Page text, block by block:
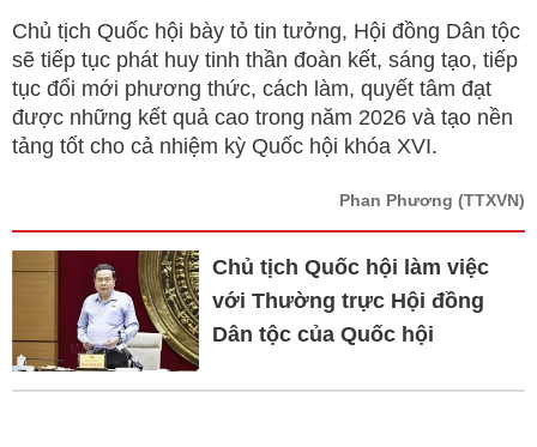
Chủ tịch Quốc hội bày tỏ tin tưởng, Hội đồng Dân tộc
sẽ tiếp tục phát huy tinh thần đoàn kết, sáng tạo, tiếp
tục đổi mới phương thức, cách làm, quyết tâm đạt
được những kết quả cao trong năm 2026 và tạo nền
tảng tốt cho cả nhiệm kỳ Quốc hội khóa XVI.
Phan Phương (TTXVN)
Chủ tịch Quốc hội làm việc
với Thường trực Hội đồng
Dân tộc của Quốc hội